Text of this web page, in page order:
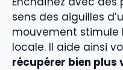
sens des aiguilles
mouvement stimule
locale. Il aide ainsi
récupérer bien plus